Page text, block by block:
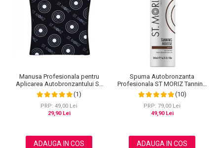
Manusa Profesionala pentru
Aplicarea Autobronzantului ST
MORIZ Velvet Tanning Mitt
(1)
PRP: 49,00 Lei
29,90 Lei
ADAUGA IN COS
Spuma Autobronzanta
Profesionala ST MORIZ Tanning
Mousse, Efect instant, Dark, 200
ml
(10)
PRP: 79,00 Lei
49,90 Lei
ADAUGA IN COS